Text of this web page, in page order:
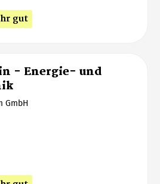
gut
- Energie- und
GmbH